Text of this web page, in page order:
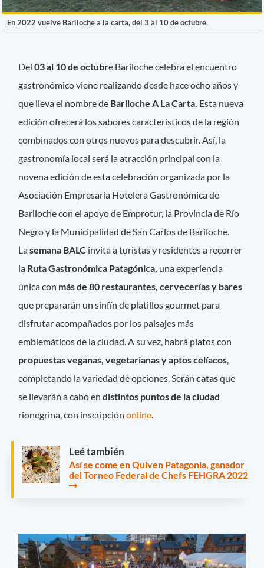
En 2022 vuelve Bariloche a la carta, del 3 al 10 de octubre.
Del 03 al 10 de octubre Bariloche celebra el encuentro
gastronómico viene realizando desde hace ocho años y
que lleva el nombre de Bariloche A La Carta. Esta nueva
edición ofrecerá los sabores característicos de la región
combinados con otros nuevos para descubrir. Así, la
gastronomía local será la atracción principal con la
novena edición de esta celebración organizada por la
Asociación Empresaria Hotelera Gastronómica de
Bariloche con el apoyo de Emprotur, la Provincia de Río
Negro y la Municipalidad de San Carlos de Bariloche.
Lasemana BALC invita a turistas y residentes a recorrer
la Ruta Gastronómica Patagónica, una experiencia
única con más de 80 restaurantes, cervecerías y bares
que prepararán un sinfín de platillos gourmet para
disfrutar acompañados por los paisajes más
emblemáticos de la ciudad. A su vez, habrá platos con
propuestas veganas, vegetarianas y aptoscelíacos
completando la variedad de opciones. Seráncatasque
se llevarán a cabo endistintos puntos de la ciudad
rionegrina, con inscripciónonline
Leé también
Así se come en Quiven Patagonia, ganador
del Torneo Federal de Chefs FEHGRA 2022